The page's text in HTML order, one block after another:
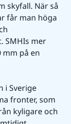
skyfall. När så
får man höga
SMHIs mer
på en
i Sverige
fronter, som
kyligare och